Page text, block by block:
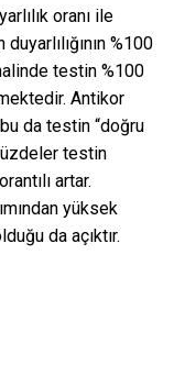
oranı ile
%100
testin %100
Antikor
da testin “doğru
testin
artar.
yüksek
da açıktır.